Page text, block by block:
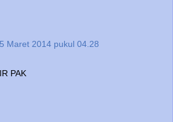
5 Maret 2014 pukul 04.28
PAK